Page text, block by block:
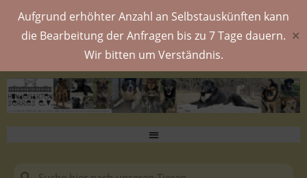
Aufgrund erhöhter Anzahl an Selbstauskünften kann
die Bearbeitung der Anfragen bis zu 7 Tage dauern.
Wir bitten um Verständnis.
✕